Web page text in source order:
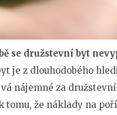
se družstevní byt
je z dlouhodobého
nájemné za
že náklady na